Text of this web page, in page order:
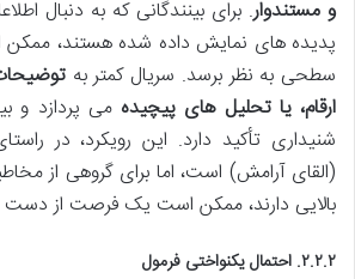
و مستندوار. برای بینندگانی که به دنبال
پدیده های نمایش داده شده هستند،
سطحی به نظر برسد. سریال کمتر به
ارقام، یا تحلیل های پیچیده می پردازد و
شنیداری تأکید دارد. این رویکرد، در
(القای آرامش) است، اما برای گروهی از
بالایی دارند، ممکن است یک فرصت از دست
۲.۲.۲. احتمال یکنواختی فرمول